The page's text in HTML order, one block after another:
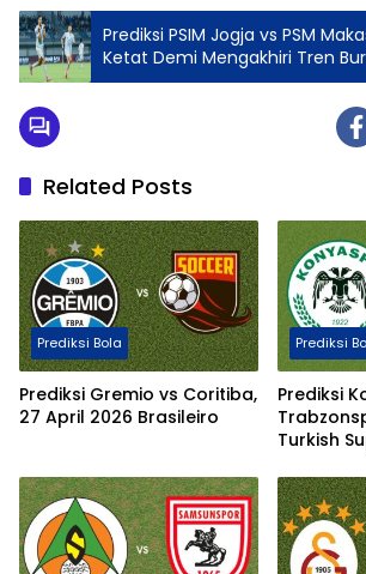
Prediksi PSIM Jogja vs PSM
Ketat Demi Mengakhiri Tren
Related Posts
Prediksi Bola
Prediksi Gremio vs Coritiba,
27 April 2026 Brasileiro
Prediksi
Prediksi
Turkish